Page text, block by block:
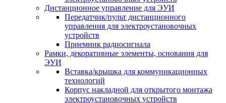
Дистанционное управление для ЭУИ
Передатчик/пульт дистанционного
управления для электроустановочных
устройств
Приемник радиосигнала
Рамки, декоративные элементы, основания для
ЭУИ
Вставка/крышка для коммуникационных
технологий
Корпус накладной для открытого монтажа
электроустановочных устройств